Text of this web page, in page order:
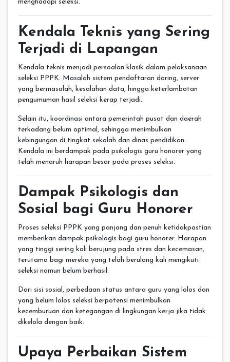
menghadapi seleksi.
Kendala Teknis yang Sering
Terjadi di Lapangan
Kendala teknis menjadi persoalan klasik dalam pelaksanaan
seleksi PPPK. Masalah sistem pendaftaran daring, server
yang bermasalah, kesalahan data, hingga keterlambatan
pengumuman hasil seleksi kerap terjadi.
Selain itu, koordinasi antara pemerintah pusat dan daerah
terkadang belum optimal, sehingga menimbulkan
kebingungan di tingkat sekolah dan dinas pendidikan.
Kendala ini berdampak pada psikologis guru honorer yang
telah menaruh harapan besar pada proses seleksi.
Dampak Psikologis dan
Sosial bagi Guru Honorer
Proses seleksi PPPK yang panjang dan penuh ketidakpastian
memberikan dampak psikologis bagi guru honorer. Harapan
yang tinggi sering kali berujung pada stres dan kecemasan,
terutama bagi mereka yang telah berulang kali mengikuti
seleksi namun belum berhasil.
Dari sisi sosial, perbedaan status antara guru yang lolos dan
yang belum lolos seleksi berpotensi menimbulkan
kecemburuan dan ketegangan di lingkungan kerja jika tidak
dikelola dengan baik.
Upaya Perbaikan Sistem